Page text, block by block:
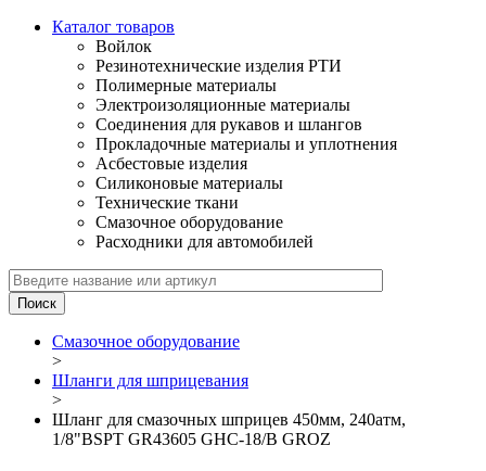
Каталог товаров
Войлок
Резинотехнические изделия РТИ
Полимерные материалы
Электроизоляционные материалы
Соединения для рукавов и шлангов
Прокладочные материалы и уплотнения
Асбестовые изделия
Силиконовые материалы
Технические ткани
Смазочное оборудование
Расходники для автомобилей
Смазочное оборудование
>
Шланги для шприцевания
>
Шланг для смазочных шприцев 450мм, 240атм,
1/8"BSPT GR43605 GHC-18/B GROZ